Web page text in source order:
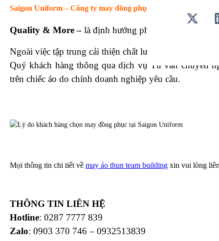
Saigon Uniform – Công ty may đồng phục uy tín, chất lượng
Quality & More – là định hướng phát triển sản phẩm
Ngoài việc tập trung cải thiện chất lượng đồng phục
Quý khách hàng thông qua dịch vụ Tư vấn chuyên
trên chiếc áo do chính doanh nghiệp yêu cầu.
Mọi thông tin chi tiết về may áo thun team building xin vui lòng
THÔNG TIN LIÊN HỆ
Hotline: 0287 7777 839
Zalo: 0903 370 746 – 0932513839